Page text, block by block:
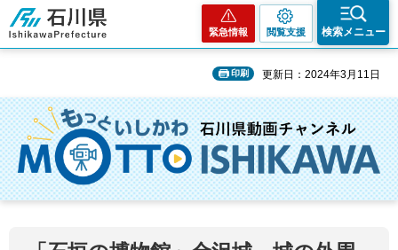
石川県
緊急情報 閲覧支援 検索メニュー
印刷 更新日：2024年3月11日